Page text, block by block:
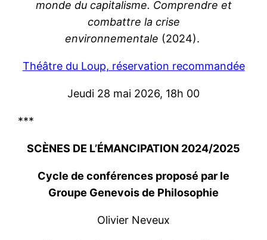
monde du capitalisme. Comprendre et
combattre la crise
environnementale (2024).
Théâtre du Loup, réservation recommandée
Jeudi 28 mai 2026, 18h 00
***
SCÈNES DE L’ÉMANCIPATION 2024/2025
Cycle de conférences proposé par le
Groupe Genevois de Philosophie
Olivier Neveux